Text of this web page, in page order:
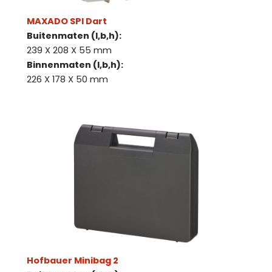
MAXADO SPI Dart
Buitenmaten (l,b,h):
239 X 208 X 55 mm
Binnenmaten (l,b,h):
226 X 178 X 50 mm
Hofbauer Minibag 2